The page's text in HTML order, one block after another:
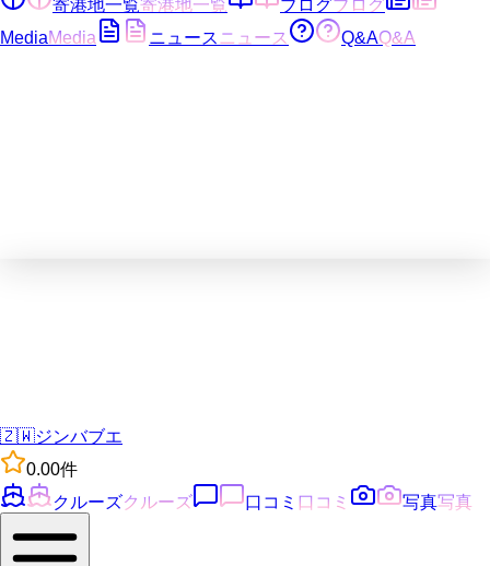
寄港地一覧寄港地一覧 ブログブログ
MediaMedia ニュース ニュース Q&AQ&A
🇿🇼ジンバブエ
0.00件
クルーズクルーズ 口コミ 口コミ 写真写真